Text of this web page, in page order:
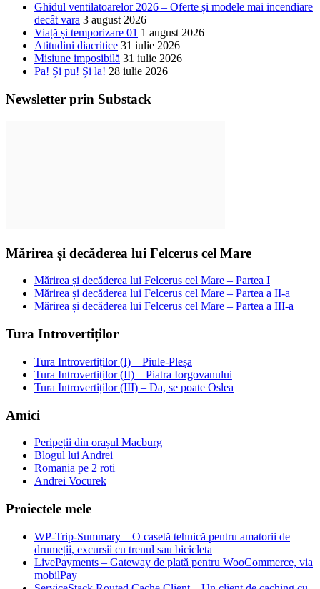
Ghidul ventilatoarelor 2026 – Oferte și modele mai incendiare
decât vara 3 august 2026
Viață și temporizare 01 1 august 2026
Atitudini diacritice 31 iulie 2026
Misiune imposibilă 31 iulie 2026
Pa! Și pu! Și la! 28 iulie 2026
Newsletter prin Substack
Mărirea și decăderea lui Felcerus cel Mare
Mărirea și decăderea lui Felcerus cel Mare – Partea I
Mărirea și decăderea lui Felcerus cel Mare – Partea a II-a
Mărirea și decăderea lui Felcerus cel Mare – Partea a III-a
Tura Introvertiților
Tura Introvertiților (I) – Piule-Pleșa
Tura Introvertiților (II) – Piatra Iorgovanului
Tura Introvertiților (III) – Da, se poate Oslea
Amici
Peripeții din orașul Macburg
Blogul lui Andrei
Romania pe 2 roti
Andrei Vocurek
Proiectele mele
WP-Trip-Summary – O casetă tehnică pentru amatorii de
drumeții, excursii cu trenul sau bicicleta
LivePayments – Gateway de plată pentru WooCommerce, via
mobilPay